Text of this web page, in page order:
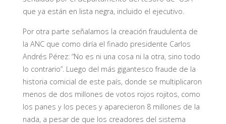
que ya están en lista negra, incluido el ejecutivo.
Por otra parte señalamos la creación fraudulenta de
la ANC que como diría el finado presidente Carlos
Andrés Pérez: “No es ni una cosa ni la otra, sino todo
lo contrario”. Luego del más gigantesco fraude de la
historia comicial de este país, donde se multiplicaron
menos de dos millones de votos rojos rojitos, como
los panes y los peces y aparecieron 8 millones de la
nada, a pesar de que los creadores del sistema